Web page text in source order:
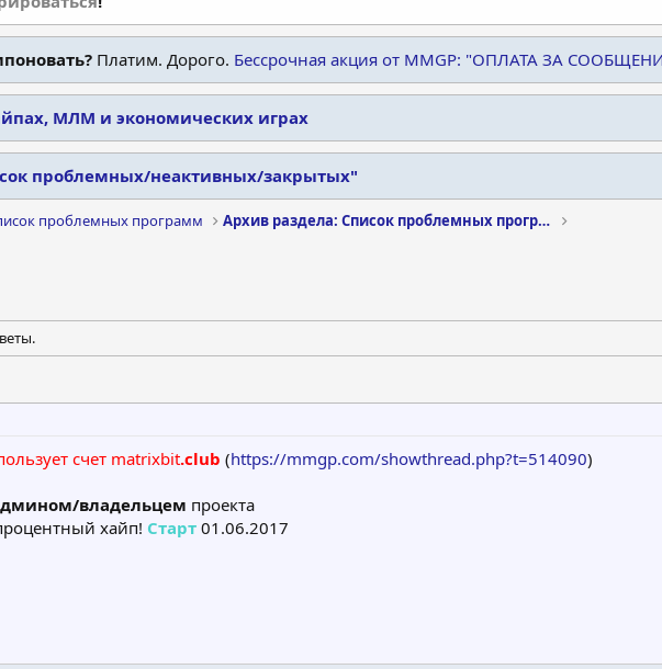
Платим. Дорого. Бессрочная акция от MMGP: "ОПЛАТА ЗА
МЛМ и экономических играх
проблемных/неактивных/закрытых"
проблемных программ Архив раздела: Список проблемных программ
счет matrixbit.club (https://mmgp.com/showthread.php?t=514090)
владельцем проекта
хайп! Старт 01.06.2017